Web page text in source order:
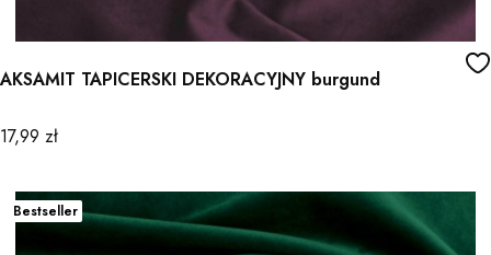
AKSAMIT TAPICERSKI DEKORACYJNY burgund
Cena
17,99 zł
Bestseller